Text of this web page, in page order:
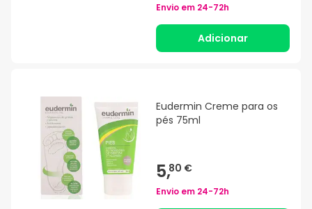
Envio em 24-72h
Adicionar
Eudermin Creme para os
pés 75ml
5,80 €
Envio em 24-72h